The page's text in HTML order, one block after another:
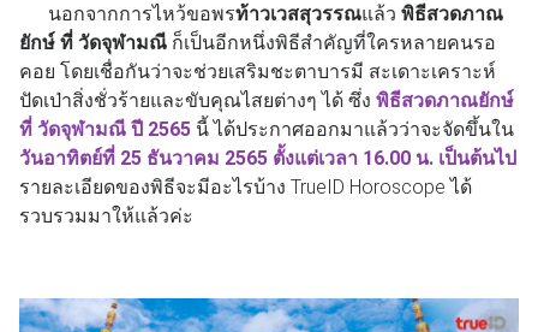
นอกจากการไหว้ขอพรท้าวเวสสุวรรณแล้ว พิธีสวดภาณ
ยักษ์ ที่ วัดจุฬามณี ก็เป็นอีกหนึ่งพิธีสำคัญที่ใครหลายคนรอ
คอย โดยเชื่อกันว่าจะช่วยเสริมชะตาบารมี สะเดาะเคราะห์
ปัดเป่าสิ่งชั่วร้ายและขับคุณไสยต่างๆ ได้ ซึ่ง พิธีสวดภาณยักษ์
ที่ วัดจุฬามณี ปี 2565 นี้ ได้ประกาศออกมาแล้วว่าจะจัดขึ้นใน
วันอาทิตย์ที่ 25 ธันวาคม 2565 ตั้งแต่เวลา 16.00 น. เป็นต้นไป
รายละเอียดของพิธีจะมีอะไรบ้าง TrueID Horoscope ได้
รวบรวมมาให้แล้วค่ะ